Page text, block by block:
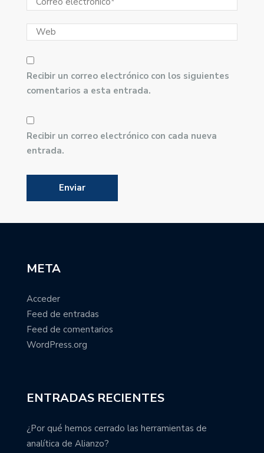
Recibir un correo electrónico con los siguientes
comentarios a esta entrada.
Recibir un correo electrónico con cada nueva
entrada.
META
Acceder
Feed de entradas
Feed de comentarios
WordPress.org
ENTRADAS RECIENTES
¿Por qué hemos cerrado las herramientas de
analítica de Alianzo?